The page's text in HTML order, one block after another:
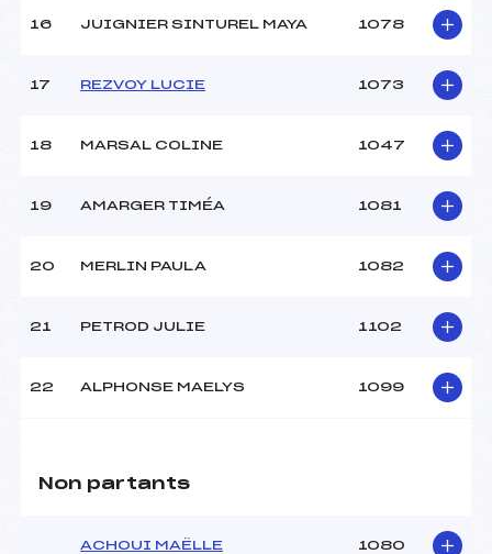
16 JUIGNIER SINTUREL MAYA 1078
17 REZVOY LUCIE 1073
18 MARSAL COLINE 1047
19 AMARGER TIMÉA 1081
20 MERLIN PAULA 1082
21 PETROD JULIE 1102
22 ALPHONSE MAELYS 1099
Non partants
ACHOUI MAËLLE 1080